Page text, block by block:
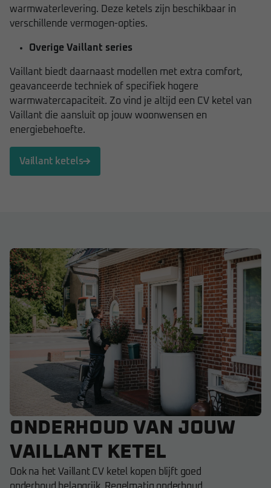
warmwaterlevering. Deze ketels zijn beschikbaar in
verschillende vermogen-opties.
Overige Vaillant series
Vaillant biedt daarnaast modellen met extra comfort,
geavanceerde techniek of specifiek hogere
warmwatercapaciteit. Zo vind je altijd een CV ketel van
Vaillant die aansluit op jouw woonwensen en
energiebehoefte.
Vaillant ketels
ONDERHOUD VAN JOUW
VAILLANT KETEL
Ook na het Vaillant CV ketel kopen blijft goed
onderhoud belangrijk. Regelmatig onderhoud